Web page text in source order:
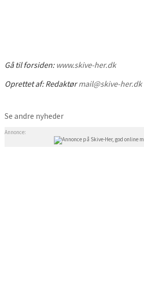
Gå til forsiden:www.skive-her.dk
Oprettet af:Redaktørmail@skive-her.dk
Se andre nyheder
Annonce: